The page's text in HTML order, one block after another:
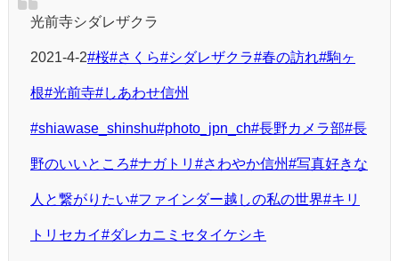
光前寺シダレザクラ
2021-4-2#桜#さくら#シダレザクラ#春の訪れ#駒ヶ
根#光前寺#しあわせ信州
#shiawase_shinshu#photo_jpn_ch#長野カメラ部#長
野のいいところ#ナガトリ #さわやか信州#写真好きな
人と繋がりたい#ファインダー越しの私の世界#キリ
トリセカイ#ダレカニミセタイケシキ